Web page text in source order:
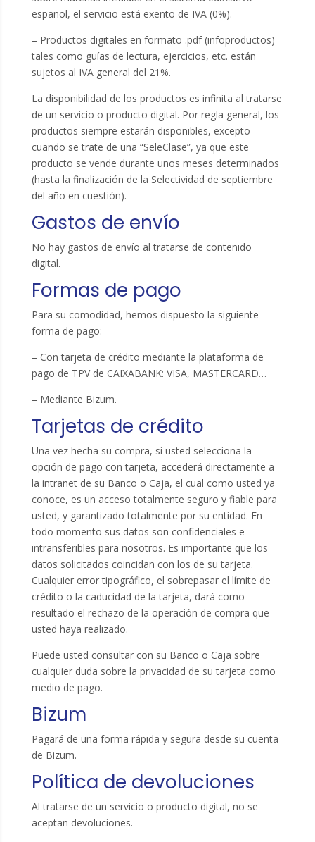
español, el servicio está exento de IVA (0%).
– Productos digitales en formato .pdf (infoproductos)
tales como guías de lectura, ejercicios, etc. están
sujetos al IVA general del 21%.
La disponibilidad de los productos es infinita al tratarse
de un servicio o producto digital. Por regla general, los
productos siempre estarán disponibles, excepto
cuando se trate de una “SeleClase”, ya que este
producto se vende durante unos meses determinados
(hasta la finalización de la Selectividad de septiembre
del año en cuestión).
Gastos de envío
No hay gastos de envío al tratarse de contenido
digital.
Formas de pago
Para su comodidad, hemos dispuesto la siguiente
forma de pago:
– Con tarjeta de crédito mediante la plataforma de
pago de TPV de CAIXABANK: VISA, MASTERCARD…
– Mediante Bizum.
Tarjetas de crédito
Una vez hecha su compra, si usted selecciona la
opción de pago con tarjeta, accederá directamente a
la intranet de su Banco o Caja, el cual como usted ya
conoce, es un acceso totalmente seguro y fiable para
usted, y garantizado totalmente por su entidad. En
todo momento sus datos son confidenciales e
intransferibles para nosotros. Es importante que los
datos solicitados coincidan con los de su tarjeta.
Cualquier error tipográfico, el sobrepasar el límite de
crédito o la caducidad de la tarjeta, dará como
resultado el rechazo de la operación de compra que
usted haya realizado.
Puede usted consultar con su Banco o Caja sobre
cualquier duda sobre la privacidad de su tarjeta como
medio de pago.
Bizum
Pagará de una forma rápida y segura desde su cuenta
de Bizum.
Política de devoluciones
Al tratarse de un servicio o producto digital, no se
aceptan devoluciones.